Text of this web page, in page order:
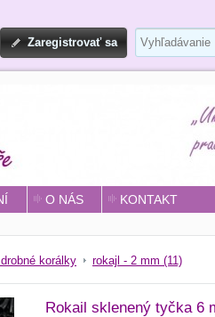
Zaregistrovať sa
O NÁS KONTAKT
korálky rokajl - 2 mm (11)
Rokail sklenený tyčka 6